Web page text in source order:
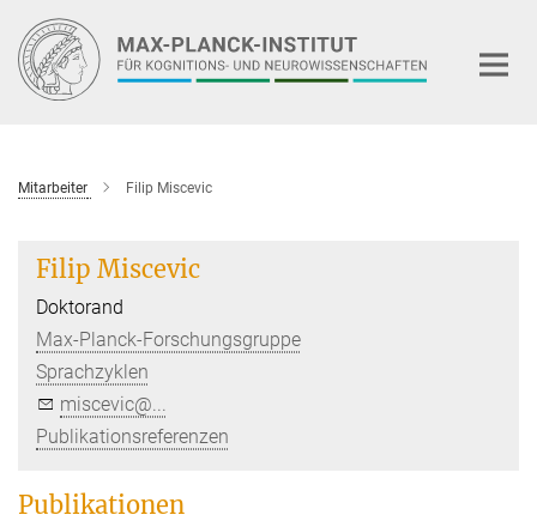
Hauptinhalt
Mitarbeiter Filip Miscevic
Filip Miscevic
Doktorand
Max-Planck-Forschungsgruppe
Sprachzyklen
miscevic@...
Publikationsreferenzen
Publikationen